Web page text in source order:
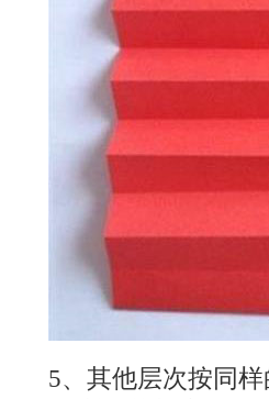
5、其他层次按同